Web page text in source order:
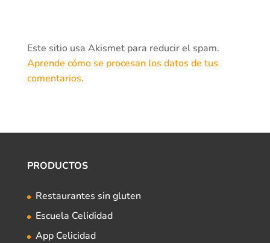
Este sitio usa Akismet para reducir el spam.
Aprende cómo se procesan los datos de tus
comentarios.
PRODUCTOS
Restaurantes sin gluten
Escuela Celididad
App Celicidad